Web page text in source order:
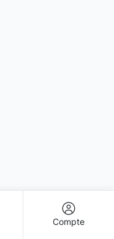
Compte